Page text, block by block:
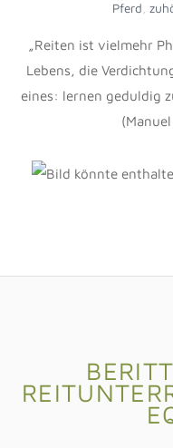
Pferd,
„Reiten ist vielmehr
Lebens, die
eines: lernen geduldig